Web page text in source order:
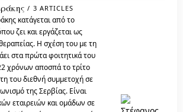
3 ARTICLES
κατάγεται από το
ζει και εργάζεται ως
Η σχέση του με τη
στα πρώτα φοιτητικά του
χρόνων αποσπά το τρίτο
του διεθνή συμμετοχή σε
της Σερβίας. Είναι
εταιρειών και ομάδων σε